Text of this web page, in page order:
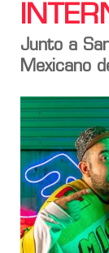
Junto a
Mexicano